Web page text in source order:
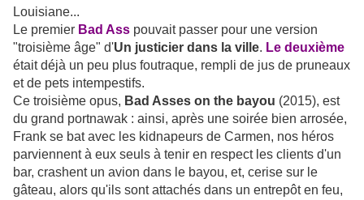
Louisiane...
Le premier Bad Ass pouvait passer pour une version
"troisième âge" d'Un justicier dans la ville. Le deuxième
était déjà un peu plus foutraque, rempli de jus de pruneaux
et de pets intempestifs.
Ce troisième opus, Bad Asses on the bayou (2015), est
du grand portnawak : ainsi, après une soirée bien arrosée,
Frank se bat avec les kidnapeurs de Carmen, nos héros
parviennent à eux seuls à tenir en respect les clients d'un
bar, crashent un avion dans le bayou, et, cerise sur le
gâteau, alors qu'ils sont attachés dans un entrepôt en feu,